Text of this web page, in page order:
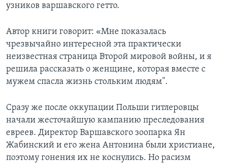
Языки
узников варшавского гетто.
Автор книги говорит: «Мне показалась
чрезвычайно интересной эта практически
неизвестная страница Второй мировой войны, и я
решила рассказать о женщине, которая вместе с
мужем спасла жизнь стольким людям".
Сразу же после оккупации Польши гитлеровцы
начали жесточайшую кампанию преследования
евреев. Директор Варшавского зоопарка Ян
Жабинский и его жена Антонина были христиане,
поэтому гонения их не коснулись. Но расизм